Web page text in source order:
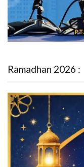
Ramadhan 2026 :